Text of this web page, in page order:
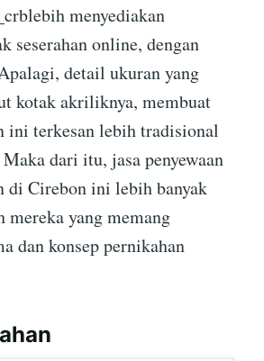
menyediakan
seserahan online, dengan
detail ukuran yang
kotak akriliknya, membuat
ini terkesan lebih tradisional
dari itu, jasa penyewaan
di Cirebon ini lebih banyak
mereka yang memang
dan konsep pernikahan